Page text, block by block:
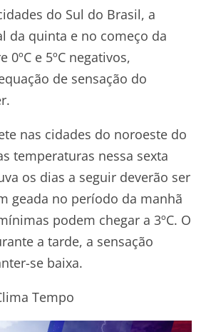
do Sul do Brasil, a
da quinta e no começo da
0ºC e 5ºC negativos,
de sensação do
nas cidades do noroeste do
temperaturas nessa sexta
os dias a seguir deverão ser
geada no período da manhã
podem chegar a 3ºC. O
a tarde, a sensação
se baixa.
Tempo